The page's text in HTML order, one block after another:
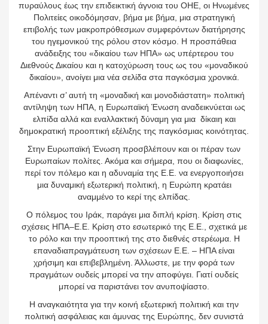
πυραύλους έως την επιδεικτική άγνοια του ΟΗΕ, οι Ηνωμένες
Πολιτείες οικοδόμησαν, βήμα με βήμα, μια στρατηγική
επιβολής των μακροπρόθεσμων συμφερόντων διατήρησης
του ηγεμονικού της ρόλου στον κόσμο. Η προσπάθεια
ανάδειξης του «δικαίου των ΗΠΑ» ως υπέρτερου του
Διεθνούς Δικαίου και η κατοχύρωση τους ως του «μοναδικού
δικαίου», ανοίγει μια νέα σελίδα στα παγκόσμια χρονικά.
Απέναντι σ’ αυτή τη «μοναδική και μονοδιάστατη» πολιτική
αντίληψη των ΗΠΑ, η Ευρωπαϊκή Ένωση αναδεικνύεται ως
ελπίδα αλλά και εναλλακτική δύναμη για μια δίκαιη και
δημοκρατική προοπτική εξέλιξης της παγκόσμιας κοινότητας.
Στην Ευρωπαϊκή Ένωση προσβλέπουν και οι πέραν των
Ευρωπαίων πολίτες. Ακόμα και σήμερα, που οι διαφωνίες,
περί τον πόλεμο και η αδυναμία της Ε.Ε. να ενεργοποιήσει
μια δυναμική εξωτερική πολιτική, η Ευρώπη κρατάει
αναμμένο το κερί της ελπίδας.
Ο πόλεμος του Ιράκ, παράγει μια διπλή κρίση. Κρίση στις
σχέσεις ΗΠΑ–Ε.Ε. Κρίση στο εσωτερικό της Ε.Ε., σχετικά με
το ρόλο και την προοπτική της στο διεθνές στερέωμα. Η
επαναδιαπραγμάτευση των σχέσεων Ε.Ε. – ΗΠΑ είναι
χρήσιμη και επιβεβλημένη. Άλλωστε, με την φορά των
πραγμάτων ουδείς μπορεί να την αποφύγει. Γιατί ουδείς
μπορεί να παριστάνει τον ανυποψίαστο.
Η αναγκαιότητα για την κοινή εξωτερική πολιτική και την
πολιτική ασφάλειας και άμυνας της Ευρώπης, δεν συνιστά